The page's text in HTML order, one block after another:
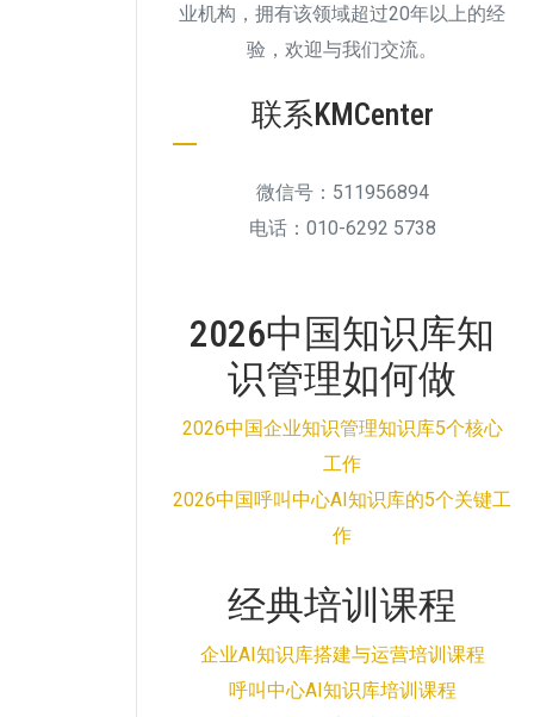
业机构，拥有该领域超过20年以上的经
验，欢迎与我们交流。
联系KMCenter
微信号：511956894
电话：010-6292 5738
2026中国知识库知
识管理如何做
2026中国企业知识管理知识库5个核心
工作
2026中国呼叫中心AI知识库的5个关键工
作
经典培训课程
企业AI知识库搭建与运营培训课程
呼叫中心AI知识库培训课程